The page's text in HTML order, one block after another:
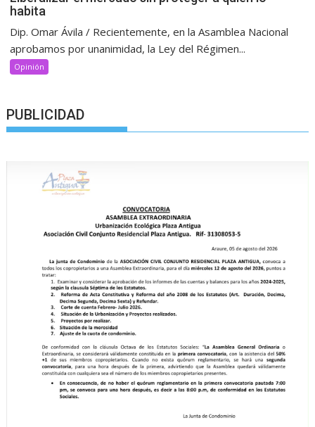
habita
Dip. Omar Ávila / Recientemente, en la Asamblea Nacional
aprobamos por unanimidad, la Ley del Régimen...
Opinión
PUBLICIDAD